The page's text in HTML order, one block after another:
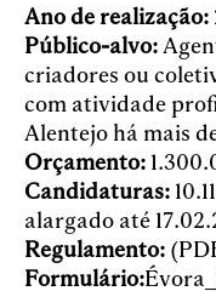
Ano de realização:
Público-alvo:
criadores ou
com atividade
Alentejo há mais
Orçamento:
Candidaturas:
alargado até
Regulamento:
Formulário: